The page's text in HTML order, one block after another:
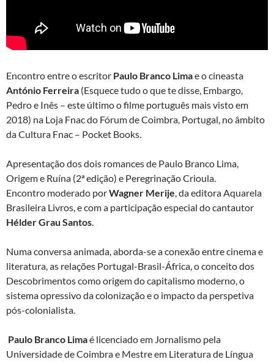
Encontro entre o escritor Paulo Branco Limae o cineasta
António Ferreira (Esquece tudo o que te disse, Embargo,
Pedro e Inês – este último o filme português mais visto em
2018) na Loja Fnac do Fórum de Coimbra, Portugal, no âmbito
da Cultura Fnac – Pocket Books.
Apresentação dos dois romances de Paulo Branco Lima,
Origem e Ruína (2ª edição) e Peregrinação Crioula.
Encontro moderado porWagner Merije, da editora Aquarela
Brasileira Livros, e com a participação especial do cantautor
Hélder Grau Santos.
Numa conversa animada, aborda-se a conexão entre cinema e
literatura, as relações Portugal-Brasil-África, o conceito dos
Descobrimentos como origem do capitalismo moderno, o
sistema opressivo da colonização e o impacto da perspetiva
pós-colonialista.
Paulo Branco Limaé licenciado em Jornalismo pela
Universidade de Coimbra e Mestre em Literatura de Língua